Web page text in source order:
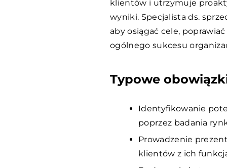
klientów i utrzymuje
wyniki. Specjalista ds.
aby osiągać cele,
ogólnego sukcesu
Typowe
Identyfikowanie
poprzez badania
Prowadzenie
klientów z ich